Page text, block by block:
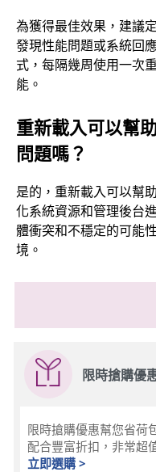
為獲得最佳效果，建議
發現性能問題或系統回
式，每隔幾周使用一次
能。
重新載入可以幫
問題嗎？
是的，重新載入可以幫
化系統資源和管理後台
體衝突和不穩定的可能
境。
限時搶購優
限時搶購優惠幫您省荷
配合豐富折扣，非常超
立即選購 >